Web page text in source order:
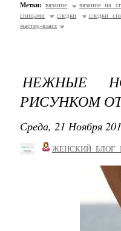
Метки: вязание
вязание на
спицами
следки
следки
мастер-класс
НЕЖНЫЕ
РИСУНКОМ
Среда, 21 Ноября